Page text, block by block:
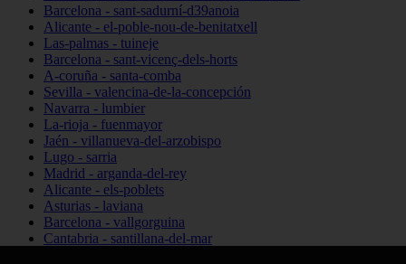
Barcelona - sant-sadurní-d39anoia
Alicante - el-poble-nou-de-benitatxell
Las-palmas - tuineje
Barcelona - sant-vicenç-dels-horts
A-coruña - santa-comba
Sevilla - valencina-de-la-concepción
Navarra - lumbier
La-rioja - fuenmayor
Jaén - villanueva-del-arzobispo
Lugo - sarria
Madrid - arganda-del-rey
Alicante - els-poblets
Asturias - laviana
Barcelona - vallgorguina
Cantabria - santillana-del-mar